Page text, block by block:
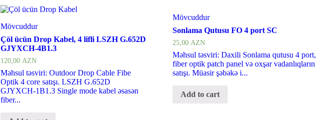
Mövcuddur
Çöl ücün Drop Kabel, 4 lifli LSZH G.652D
GJYXCH-4B1.3
120,00 AZN
Məhsul təsviri: Outdoor Drop Cable Fibe
Optik 4 core satışı. LSZH G.652D
GJYXCH-1B1.3 Single mode kabel əsasən
fiber...
Mövcuddur
Sonlama Qutusu FO 4 port SC
25,00 AZN
Məhsul təsviri: Daxili Sonlama qutusu 4 port,
fiber optik patch panel və oxşar vadanlıqların
satışı. Müasir şəbəkə i...
Add to cart